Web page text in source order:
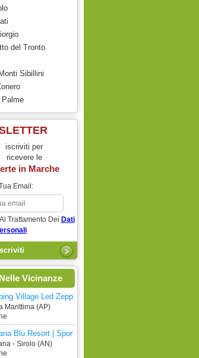
PRIMA - SCONTO DEL 60% DAL 5 AL 12
trattamento
residence
» DETTAGLI
del Tronto
Sibillini
iscriviti per
ricevere le
in Marche
Email:
Trattamento Dei Dati
Vicinanze
Village Led Zeppelin
Marittima (AP)
Blu Resort | Sport • Fun • Kids
- Sirolo (AN)